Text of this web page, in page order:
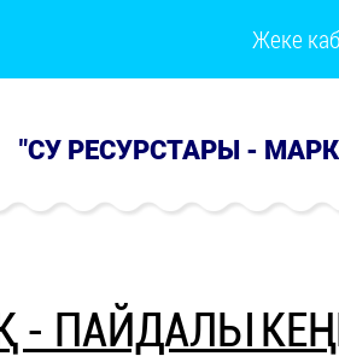
Жеке
"СУ РЕСУРСТАРЫ -
- ПАЙДАЛЫ